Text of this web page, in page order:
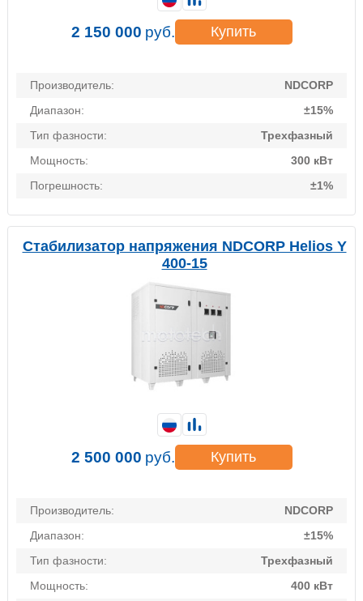
Производитель:
NDCORP
Диапазон:
±15%
Тип фазности:
Трехфазный
Мощность:
300 кВт
Погрешность:
±1%
2 150 000 руб. Купить
Стабилизатор напряжения NDCORP Helios Y
400-15
Производитель:
NDCORP
Диапазон:
±15%
Тип фазности:
Трехфазный
Мощность:
400 кВт
2 500 000 руб. Купить